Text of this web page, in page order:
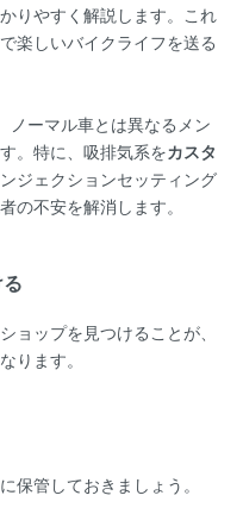
りやすく解説します。これ
楽しいバイクライフを送る
ノーマル車とは異なるメン
。特に、吸排気系をカスタ
ジェクションセッティング
の不安を解消します。
ョップを見つけることが、
ります。
保管しておきましょう。